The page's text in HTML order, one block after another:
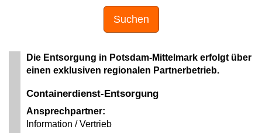
Suchen
Die Entsorgung in Potsdam-Mittelmark erfolgt über
einen exklusiven regionalen Partnerbetrieb.
Containerdienst-Entsorgung
Ansprechpartner:
Information / Vertrieb